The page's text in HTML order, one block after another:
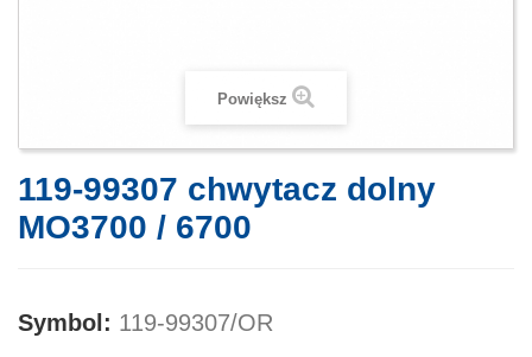
Powiększ
119-99307 chwytacz dolny
MO3700 / 6700
Symbol: 119-99307/OR